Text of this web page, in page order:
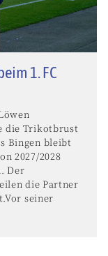
1. FC
die Trikotbrust
Bingen bleibt
2027/2028
Der
die Partner
seiner